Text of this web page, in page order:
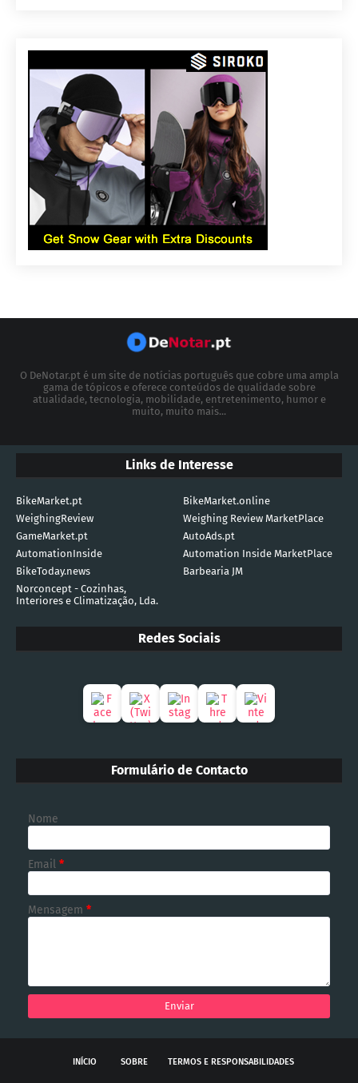
O DeNotar.pt é um site de notícias português que cobre uma ampla
gama de tópicos e oferece conteúdos de qualidade sobre
atualidade, tecnologia, mobilidade, entretenimento, humor e
muito, muito mais...
Links de Interesse
BikeMarket.pt
BikeMarket.online
WeighingReview
Weighing Review MarketPlace
GameMarket.pt
AutoAds.pt
AutomationInside
Automation Inside MarketPlace
BikeToday.news
Barbearia JM
Norconcept - Cozinhas,
Interiores e Climatização, Lda.
Redes Sociais
Formulário de Contacto
Nome
Email *
Mensagem *
INÍCIO SOBRE TERMOS E RESPONSABILIDADES